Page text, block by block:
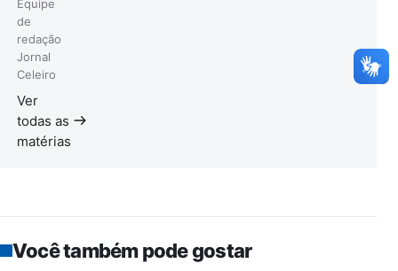
Equipe
de
redação
Jornal
Celeiro
Ver
todas as
matérias
Você também pode gostar